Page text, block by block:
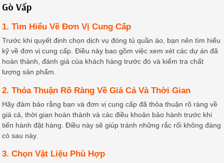
Gò Vấp
1. Tìm Hiểu Về Đơn Vị Cung Cấp
Trước khi quyết định chọn dịch vụ đóng tủ quần áo, bạn nên tìm hiểu
kỹ về đơn vị cung cấp. Điều này bao gồm việc xem xét các dự án đã
hoàn thành, đánh giá của khách hàng trước đó và kiểm tra chất
lượng sản phẩm.
2. Thỏa Thuận Rõ Ràng Về Giá Cả Và Thời Gian
Hãy đảm bảo rằng bạn và đơn vị cung cấp đã thỏa thuận rõ ràng về
giá cả, thời gian hoàn thành và các điều khoản bảo hành trước khi
tiến hành đặt hàng. Điều này sẽ giúp tránh những rắc rối không đáng
có sau này.
3. Chọn Vật Liệu Phù Hợp